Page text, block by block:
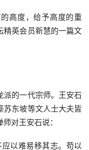
高度，给予高度的重
精英会员新慧的一篇文
派的一代宗师。王安石
苏东坡等文人士大夫皆
对王安石说：
以难易移其志。苟以